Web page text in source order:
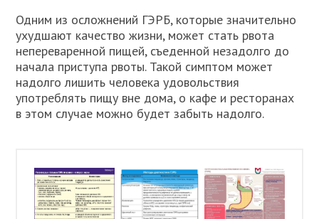
Одним из осложнений ГЭРБ, которые значительно
ухудшают качество жизни, может стать рвота
непереваренной пищей, съеденной незадолго до
начала приступа рвоты. Такой симптом может
надолго лишить человека удовольствия
употреблять пищу вне дома, о кафе и ресторанах
в этом случае можно будет забыть надолго.